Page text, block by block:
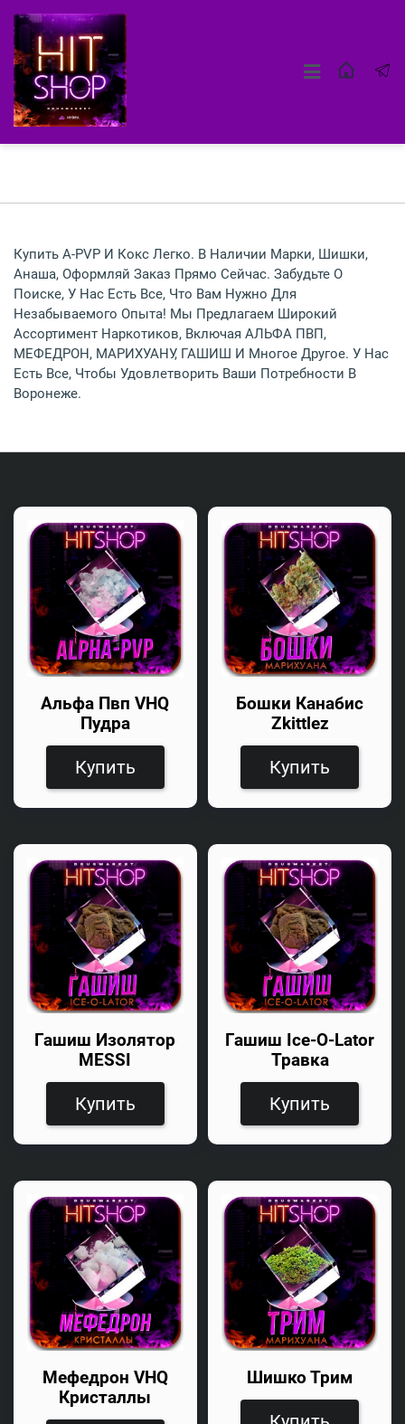
Купить A-PVP И Кокс Легко. В Наличии Марки, Шишки,
Анаша, Оформляй Заказ Прямо Сейчас. Забудьте О
Поиске, У Нас Есть Все, Что Вам Нужно Для
Незабываемого Опыта! Мы Предлагаем Широкий
Ассортимент Наркотиков, Включая АЛЬФА ПВП,
МЕФЕДРОН, МАРИХУАНУ, ГАШИШ И Многое Другое. У Нас
Есть Все, Чтобы Удовлетворить Ваши Потребности В
Воронеже.
Альфа Пвп VHQ
Пудра
Купить
Бошки Канабис
Zkittlez
Купить
Гашиш Изолятор
MESSI
Купить
Гашиш Ice-O-Lator
Травка
Купить
Мефедрон VHQ
Кристаллы
Шишко Трим